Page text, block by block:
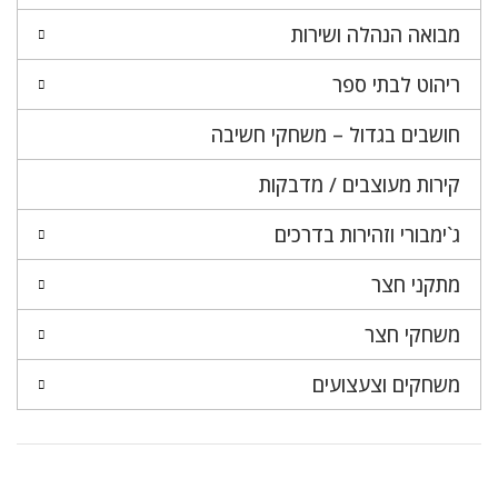
מבואה הנהלה ושירות
ריהוט לבתי ספר
חושבים בגדול – משחקי חשיבה
קירות מעוצבים / מדבקות
ג`ימבורי וזהירות בדרכים
מתקני חצר
משחקי חצר
משחקים וצעצועים